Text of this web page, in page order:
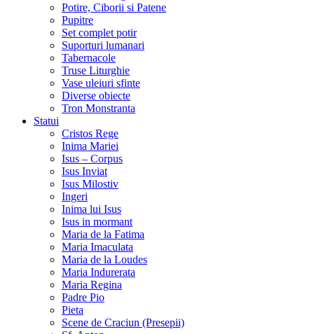
Potire, Ciborii si Patene
Pupitre
Set complet potir
Suporturi lumanari
Tabernacole
Truse Liturghie
Vase uleiuri sfinte
Diverse obiecte
Tron Monstranta
Statui
Cristos Rege
Inima Mariei
Isus – Corpus
Isus Inviat
Isus Milostiv
Ingeri
Inima lui Isus
Isus in mormant
Maria de la Fatima
Maria Imaculata
Maria de la Loudes
Maria Indurerata
Maria Regina
Padre Pio
Pieta
Scene de Craciun (Presepii)